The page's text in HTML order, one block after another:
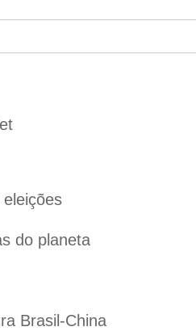
do planeta
Brasil-China